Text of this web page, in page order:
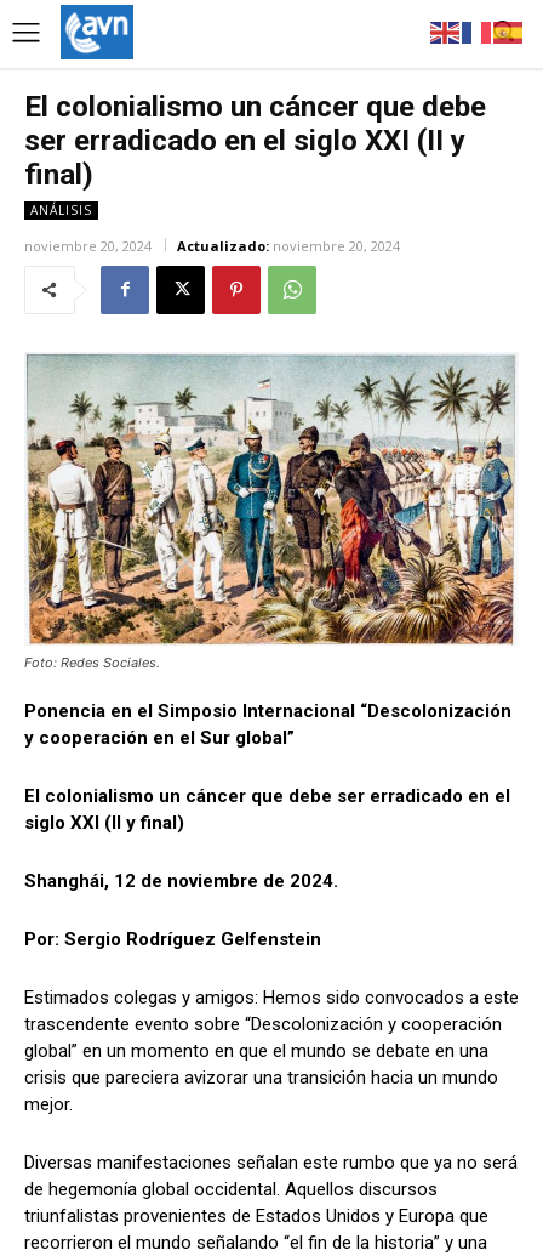
El colonialismo un cáncer que debe
ser erradicado en el siglo XXI (II y
final)
ANÁLISIS
noviembre 20, 2024 Actualizado: noviembre 20, 2024
Foto: Redes Sociales.
Ponencia en el Simposio Internacional “Descolonización
y cooperación en el Sur global”
El colonialismo un cáncer que debe ser erradicado en el
siglo XXI (II y final)
Shanghái, 12 de noviembre de 2024.
Por: Sergio Rodríguez Gelfenstein
Estimados colegas y amigos: Hemos sido convocados a este
trascendente evento sobre “Descolonización y cooperación
global” en un momento en que el mundo se debate en una
crisis que pareciera avizorar una transición hacia un mundo
mejor.
Diversas manifestaciones señalan este rumbo que ya no será
de hegemonía global occidental. Aquellos discursos
triunfalistas provenientes de Estados Unidos y Europa que
recorrieron el mundo señalando “el fin de la historia” y una